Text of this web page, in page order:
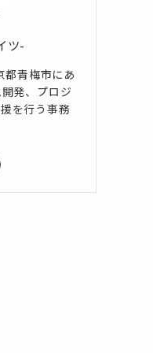
ツ-
都青梅市にあ
発、プロジ
を行う事務